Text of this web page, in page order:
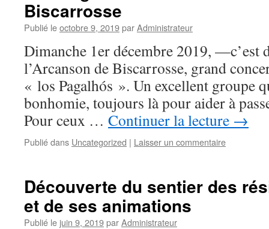
Biscarrosse
Publié leoctobre 9, 2019parAdministrateur
Dimanche 1er décembre 2019, —c’est
l’Arcanson de Biscarrosse, grand
« los Pagalhós ». Un excellent groupe
bonhomie, toujours là pour aider à
Pour ceux … Continuer la lecture →
Publié dans Uncategorized | Laisser un commentaire
Découverte du sentier des
et de ses animations
Publié le juin 9, 2019parAdministrateur